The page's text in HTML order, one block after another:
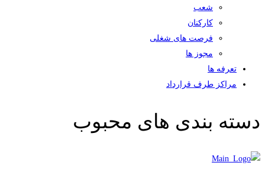
شعب
کارکنان
فرصت های شغلی
مجوز ها
تعرفه ها
مراکز طرف قرارداد
دسته بندی های محبوب